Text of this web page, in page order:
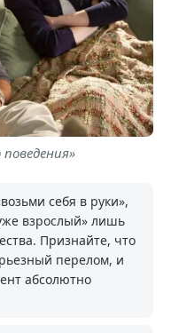
себя в руки»,
взрослый» лишь
Признайте, что
перелом, и
абсолютно